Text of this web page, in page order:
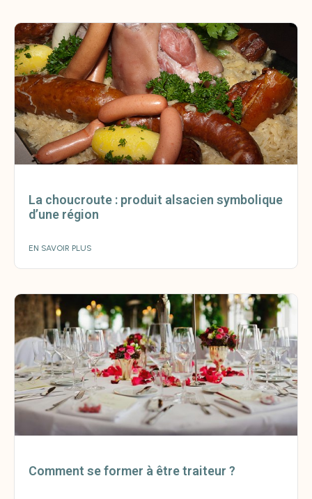
La choucroute : produit alsacien symbolique
d’une région
EN SAVOIR PLUS
Comment se former à être traiteur ?